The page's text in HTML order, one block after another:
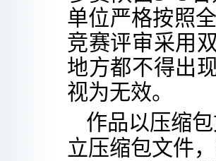
单位严格按照
竞赛评审采用
地方都不得出
视为无效。
作品以压缩
立压缩包文件